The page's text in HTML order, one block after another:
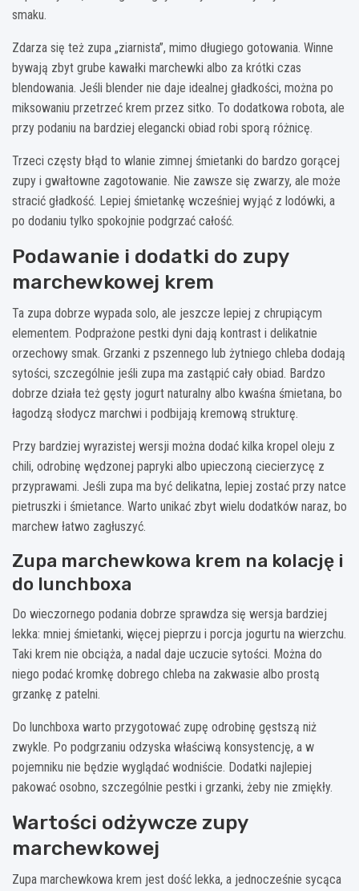
smaku.
Zdarza się też zupa „ziarnista”, mimo długiego gotowania. Winne
bywają zbyt grube kawałki marchewki albo za krótki czas
blendowania. Jeśli blender nie daje idealnej gładkości, można po
miksowaniu przetrzeć krem przez sitko. To dodatkowa robota, ale
przy podaniu na bardziej elegancki obiad robi sporą różnicę.
Trzeci częsty błąd to wlanie zimnej śmietanki do bardzo gorącej
zupy i gwałtowne zagotowanie. Nie zawsze się zwarzy, ale może
stracić gładkość. Lepiej śmietankę wcześniej wyjąć z lodówki, a
po dodaniu tylko spokojnie podgrzać całość.
Podawanie i dodatki do zupy
marchewkowej krem
Ta zupa dobrze wypada solo, ale jeszcze lepiej z chrupiącym
elementem. Podprażone pestki dyni dają kontrast i delikatnie
orzechowy smak. Grzanki z pszennego lub żytniego chleba dodają
sytości, szczególnie jeśli zupa ma zastąpić cały obiad. Bardzo
dobrze działa też gęsty jogurt naturalny albo kwaśna śmietana, bo
łagodzą słodycz marchwi i podbijają kremową strukturę.
Przy bardziej wyrazistej wersji można dodać kilka kropel oleju z
chili, odrobinę wędzonej papryki albo upieczoną ciecierzycę z
przyprawami. Jeśli zupa ma być delikatna, lepiej zostać przy natce
pietruszki i śmietance. Warto unikać zbyt wielu dodatków naraz, bo
marchew łatwo zagłuszyć.
Zupa marchewkowa krem na kolację i
do lunchboxa
Do wieczornego podania dobrze sprawdza się wersja bardziej
lekka: mniej śmietanki, więcej pieprzu i porcja jogurtu na wierzchu.
Taki krem nie obciąża, a nadal daje uczucie sytości. Można do
niego podać kromkę dobrego chleba na zakwasie albo prostą
grzankę z patelni.
Do lunchboxa warto przygotować zupę odrobinę gęstszą niż
zwykle. Po podgrzaniu odzyska właściwą konsystencję, a w
pojemniku nie będzie wyglądać wodniście. Dodatki najlepiej
pakować osobno, szczególnie pestki i grzanki, żeby nie zmiękły.
Wartości odżywcze zupy
marchewkowej
Zupa marchewkowa krem jest dość lekka, a jednocześnie sycąca